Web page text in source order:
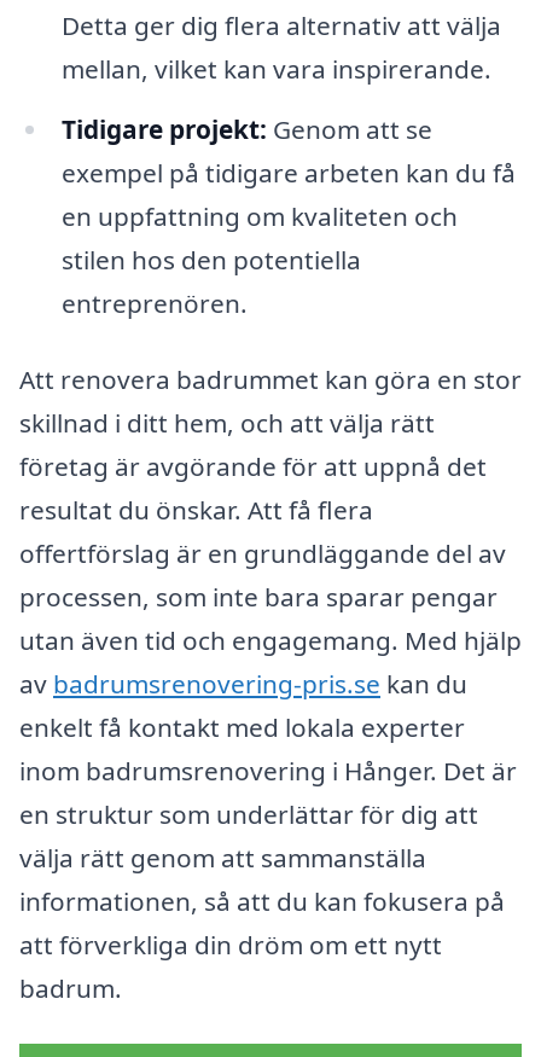
Detta ger dig flera alternativ att välja
mellan, vilket kan vara inspirerande.
Tidigare projekt: Genom att se
exempel på tidigare arbeten kan du få
en uppfattning om kvaliteten och
stilen hos den potentiella
entreprenören.
Att renovera badrummet kan göra en stor
skillnad i ditt hem, och att välja rätt
företag är avgörande för att uppnå det
resultat du önskar. Att få flera
offertförslag är en grundläggande del av
processen, som inte bara sparar pengar
utan även tid och engagemang. Med hjälp
av badrumsrenovering-pris.se kan du
enkelt få kontakt med lokala experter
inom badrumsrenovering i Hånger. Det är
en struktur som underlättar för dig att
välja rätt genom att sammanställa
informationen, så att du kan fokusera på
att förverkliga din dröm om ett nytt
badrum.